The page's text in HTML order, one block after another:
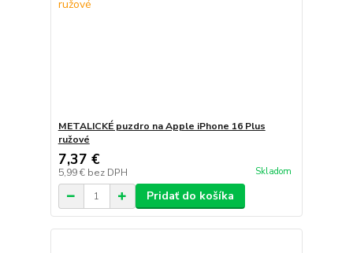
METALICKÉ puzdro na Apple iPhone 16 Plus
ružové
7,37 €
5,99 € bez DPH Skladom
Pridať do košíka